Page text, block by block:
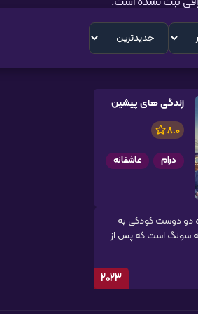
زندگی های پیشین
8.0
درام عاشقانه
دو دوست کودکی به
سونگ است که پس از
2023